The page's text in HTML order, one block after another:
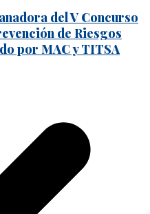
del V Concurso
de Riesgos
por MAC y TITSA